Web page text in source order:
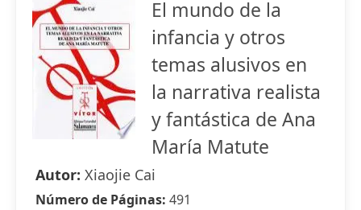
El mundo de la
infancia y otros
temas alusivos en
la narrativa realista
y fantástica de Ana
María Matute
Autor: Xiaojie Cai
Número de Páginas: 491